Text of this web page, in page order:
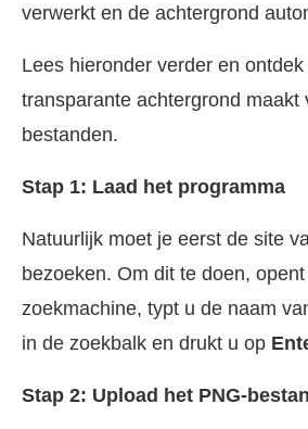
verwerkt en de achtergrond
Lees hieronder verder en
transparante achtergrond maakt
bestanden.
Stap 1: Laad het programma
Natuurlijk moet je eerst de site
bezoeken. Om dit te doen,
zoekmachine, typt u de naam
in de zoekbalk en drukt u op
Stap 2: Upload het PNG-